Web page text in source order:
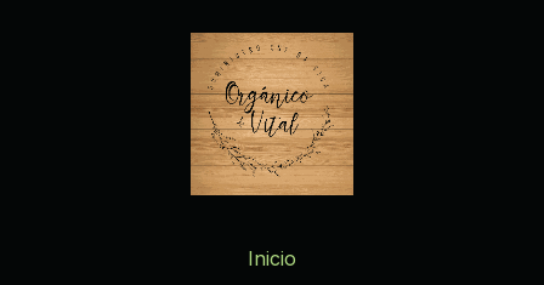
Inicio